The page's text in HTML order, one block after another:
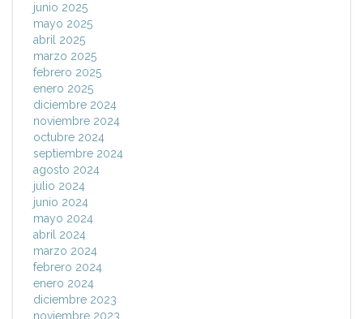
junio 2025
mayo 2025
abril 2025
marzo 2025
febrero 2025
enero 2025
diciembre 2024
noviembre 2024
octubre 2024
septiembre 2024
agosto 2024
julio 2024
junio 2024
mayo 2024
abril 2024
marzo 2024
febrero 2024
enero 2024
diciembre 2023
noviembre 2023